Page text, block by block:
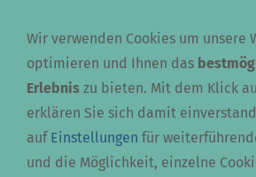
Wir verwenden Cookies um unsere
optimieren und Ihnen das
Erlebnis zu bieten. Mit dem Klick
erklären Sie sich damit
auf Einstellungen für
und die Möglichkeit, einzelne